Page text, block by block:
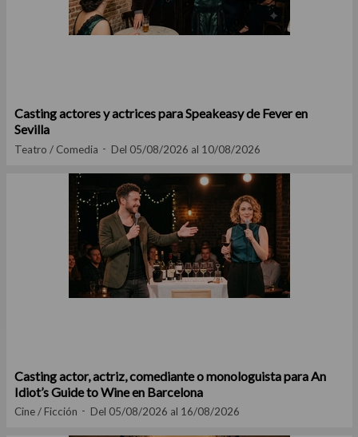
Casting actores y actrices para Speakeasy de Fever en
Sevilla
Teatro / Comedia Del 05/08/2026 al 10/08/2026
Casting actor, actriz, comediante o monologuista para An
Idiot’s Guide to Wine en Barcelona
Cine / Ficción Del 05/08/2026 al 16/08/2026